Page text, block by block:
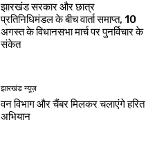
झारखंड सरकार और छात्र
प्रतिनिधिमंडल के बीच वार्ता समाप्त, 10
अगस्त के विधानसभा मार्च पर पुनर्विचार के
संकेत
झारखंड न्यूज़
वन विभाग और चैंबर मिलकर चलाएंगे हरित
अभियान